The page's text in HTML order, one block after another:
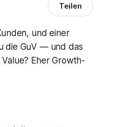
Teilen
und einer
die GuV — und das
Value? Eher Growth-